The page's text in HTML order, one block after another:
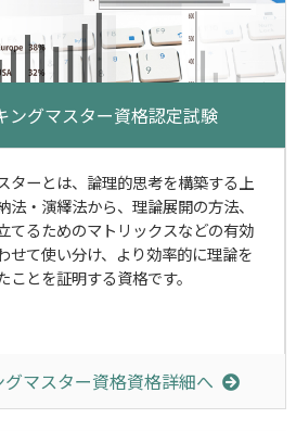
ングマスター資格認定試験
ターとは、論理的思考を構築する上
・演繹法から、理論展開の方法、
てるためのマトリックスなどの有効
せて使い分け、より効率的に理論を
とを証明する資格です。
マスター資格資格詳細へ